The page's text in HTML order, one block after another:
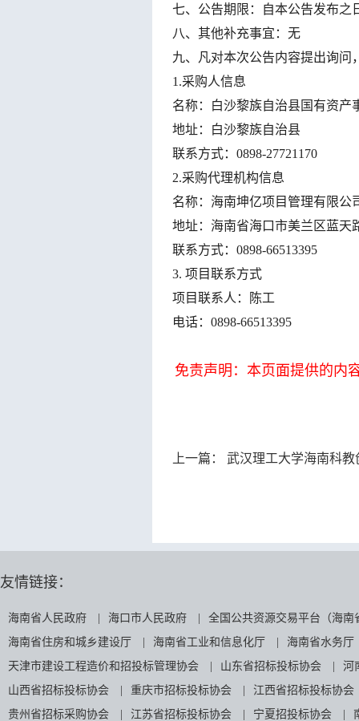
七、公告期限：自本公告发布之
八、其他补充事宜：无
九、凡对本次公告内容提出询问
1.采购人信息
名称：白沙黎族自治县国有资产
地址：白沙黎族自治县
联系方式： 0898-27721170
2.采购代理机构信息
名称：海南坤亿项目管理有限公
地址：海南省海口市美兰区蓝天
联系方式： 0898-66513395
3. 项目联系方式
项目联系人：陈工
电话： 0898-66513395
免责声明：本页面提供的内
上一篇： 武汉理工大学海南科
友情链接：
海南省人民政府 海口市人民政府
全国公共资源交易平台（海南
海南省住房和城乡建设厅
海南省工业和信息化厅
海南省水务厅
天津市建设工程造价和招投标管理协会
山东省招标投标协会
河
山西省招标投标协会
重庆市招标投标协会
江西省招标投标协会
贵州省招标采购协会
江苏省招标投标协会 宁夏招投标协会